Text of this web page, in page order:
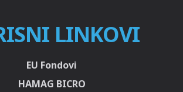
LINKOVI
EU Fondovi
HAMAG BICRO